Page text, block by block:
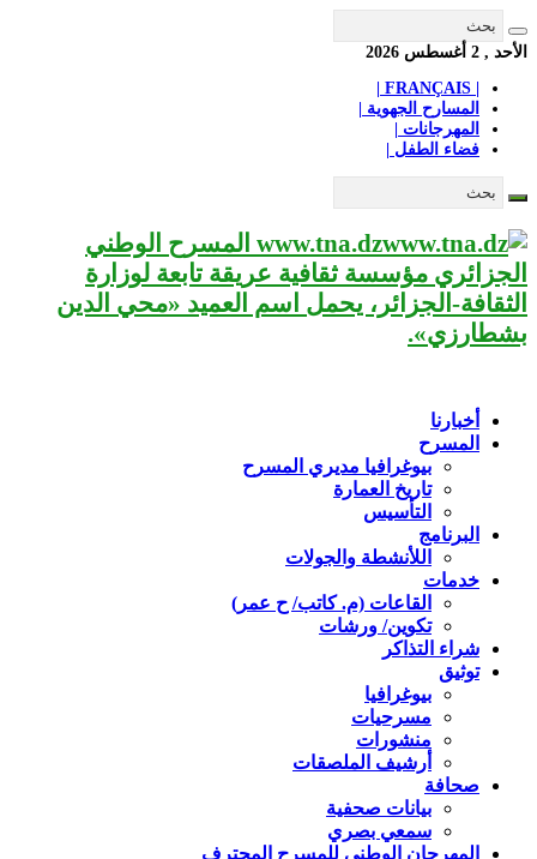
الأحد , 2 أغسطس 2026
المسارح الجهوية |
المهرجانات |
فضاء الطفل |
www.tna.dz المسرح الوطني
الجزائري مؤسسة ثقافية عريقة تابعة لوزارة
الثقافة-الجزائر، يحمل اسم العميد «محي الدين
بشطارزي».
أخبارنا
المسرح
بيوغرافيا مديري المسرح
تاريخ العمارة
التأسيس
البرنامج
اللأنشطة والجولات
خدمات
القاعات (م. كاتب/ ح عمر)
تكوين/ ورشات
شراء التذاكر
توثيق
بيوغرافيا
مسرحيات
منشورات
أرشيف الملصقات
صحافة
بيانات صحفية
سمعي بصري
المهرجان الوطني للمسرح المحترف